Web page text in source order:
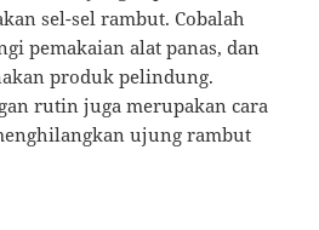
sel-sel rambut. Cobalah
pemakaian alat panas, dan
produk pelindung.
rutin juga merupakan cara
ujung rambut